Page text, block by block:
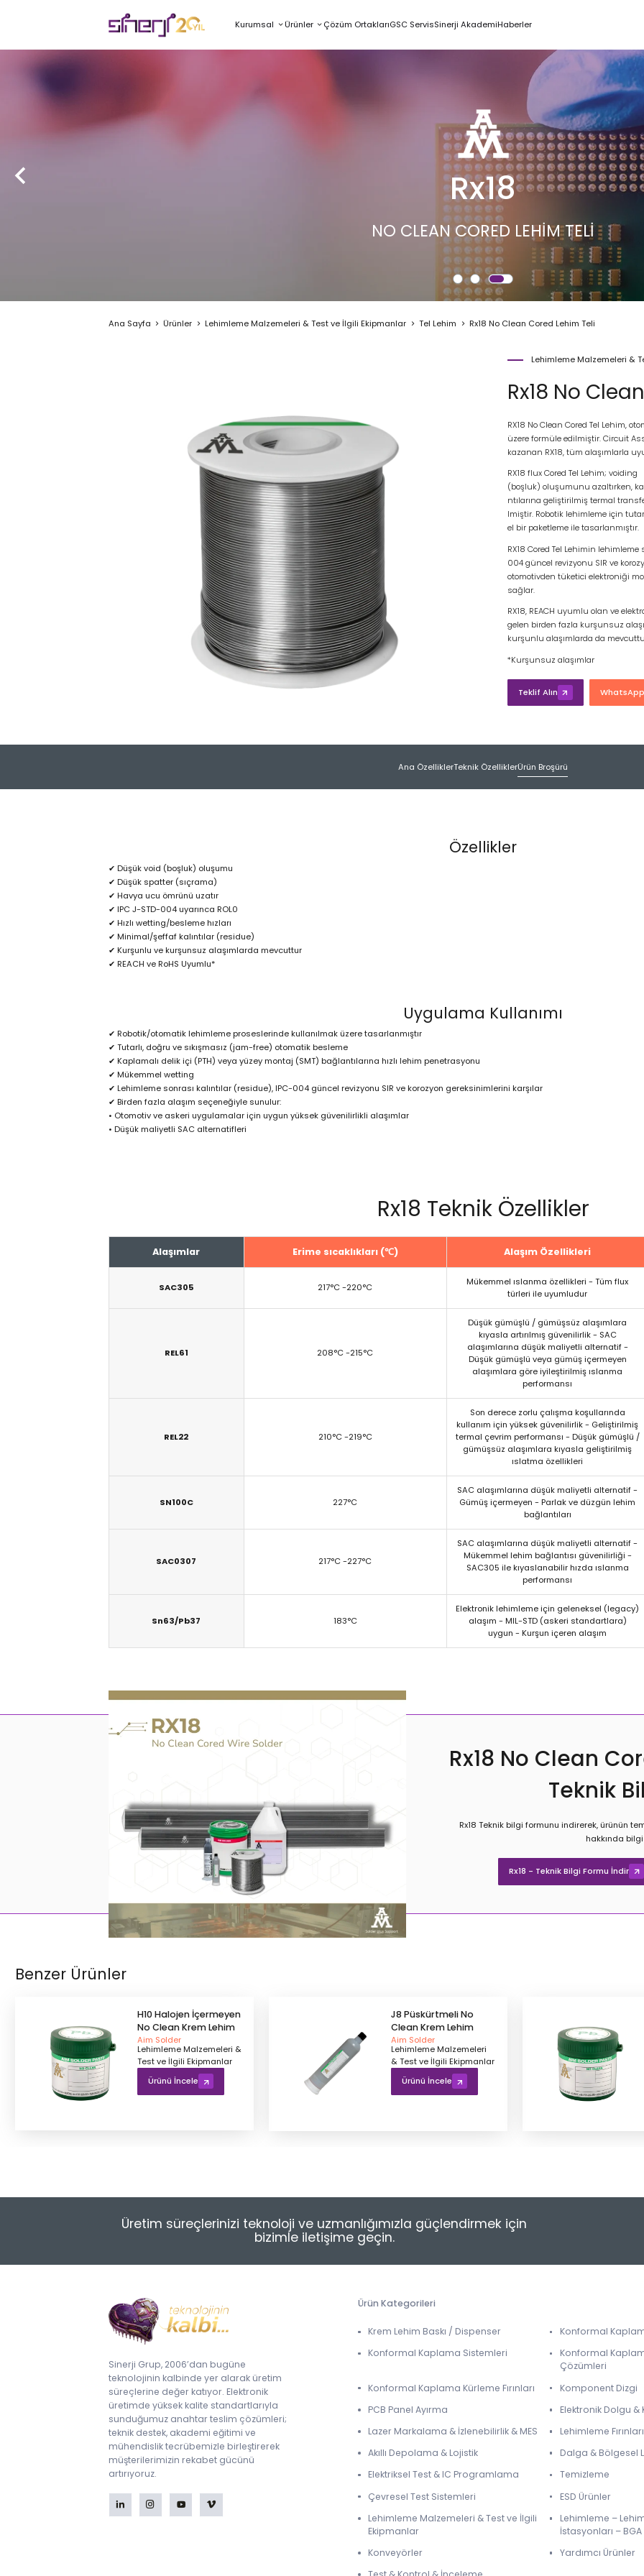
Kurumsal Ürünler Çözüm OrtaklarıGSC ServisSinerji AkademiHaberler
NO CLEAN CORED LEHİM TELİ
Ana Sayfa Ürünler Lehimleme Malzemeleri & Test ve İlgili Ekipmanlar Tel Lehim Rx18 No Clean Cored Lehim Teli
Lehimleme Malzemeleri &
Rx18 No
RX18 No Clean Cored Tel Lehim,
üzere formüle edilmiştir. Circuit
kazanan RX18, tüm alaşımlarla
RX18 flux Cored Tel Lehim; voiding
(boşluk) oluşumunu azaltırken,
ntılarına geliştirilmiş termal
lmiştir. Robotik lehimleme için
el bir paketleme ile tasarlanmıştır.
RX18 Cored Tel Lehimin
004 güncel revizyonu SIR ve
otomotivden tüketici elektroniği
sağlar.
RX18, REACH uyumlu olan ve
gelen birden fazla kurşunsuz
kurşunlu alaşımlarda da
*Kurşunsuz alaşımlar
Teklif Alın
Ana ÖzelliklerTeknik ÖzelliklerÜrün Broşürü
Özellikler
✔ Düşük void (boşluk) oluşumu
✔ Düşük spatter (sıçrama)
✔ Havya ucu ömrünü uzatır
✔ IPC J-STD-004 uyarınca ROL0
✔ Hızlı wetting/besleme hızları
✔ Minimal/şeffaf kalıntılar (residue)
✔ Kurşunlu ve kurşunsuz alaşımlarda mevcuttur
✔ REACH ve RoHS Uyumlu*
Uygulama Kullanımı
✔ Robotik/otomatik lehimleme proseslerinde kullanılmak üzere tasarlanmıştır
✔ Tutarlı, doğru ve sıkışmasız (jam-free) otomatik besleme
✔ Kaplamalı delik içi (PTH) veya yüzey montaj (SMT) bağlantılarına hızlı lehim penetrasyonu
✔ Mükemmel wetting
✔ Lehimleme sonrası kalıntılar (residue), IPC-004 güncel revizyonu SIR ve korozyon gereksinimlerini karşılar
✔ Birden fazla alaşım seçeneğiyle sunulur:
• Otomotiv ve askeri uygulamalar için uygun yüksek güvenilirlikli alaşımlar
• Düşük maliyetli SAC alternatifleri
Rx18 Teknik Özellikler
Alaşımlar Erime sıcaklıkları (℃) Alaşım Özellikleri
SAC305 217°C -220°C
Mükemmel ıslanma özellikleri - Tüm flux
türleri ile uyumludur
REL61 208°C -215°C
Düşük gümüşlü / gümüşsüz alaşımlara
kıyasla artırılmış güvenilirlik - SAC
alaşımlarına düşük maliyetli alternatif -
Düşük gümüşlü veya gümüş içermeyen
alaşımlara göre iyileştirilmiş ıslanma
performansı
REL22 210°C -219°C
Son derece zorlu çalışma koşullarında
kullanım için yüksek güvenilirlik - Geliştirilmiş
termal çevrim performansı - Düşük gümüşlü /
gümüşsüz alaşımlara kıyasla geliştirilmiş
ıslatma özellikleri
SN100C 227°C
SAC alaşımlarına düşük maliyetli alternatif -
Gümüş içermeyen - Parlak ve düzgün lehim
bağlantıları
SAC0307 217°C -227°C
SAC alaşımlarına düşük maliyetli alternatif -
Mükemmel lehim bağlantısı güvenilirliği -
SAC305 ile kıyaslanabilir hızda ıslanma
performansı
Sn63/Pb37 183°C
Elektronik lehimleme için geleneksel (legacy)
alaşım - MIL-STD (askeri standartlara)
uygun - Kurşun içeren alaşım
Rx18 No Clean
Teknik
Rx18 Teknik bilgi formunu indirerek, ürünün
hakkında
Rx18 - Teknik Bilgi Formu İndir
Benzer Ürünler
H10 Halojen İçermeyen
No Clean Krem Lehim
Aim Solder
Lehimleme Malzemeleri &
Test ve İlgili Ekipmanlar
Ürünü İncele
J8 Püskürtmeli No
Clean Krem Lehim
Aim Solder
Lehimleme Malzemeleri
& Test ve İlgili Ekipmanlar
Ürünü İncele
Üretim süreçlerinizi teknoloji ve uzmanlığımızla güçlendirmek için
bizimle iletişime geçin.
Sinerji Grup, 2006’dan bugüne
teknolojinin kalbinde yer alarak üretim
süreçlerine değer katıyor. Elektronik
üretimde yüksek kalite standartlarıyla
sunduğumuz anahtar teslim çözümleri;
teknik destek, akademi eğitimi ve
mühendislik tecrübemizle birleştirerek
müşterilerimizin rekabet gücünü
artırıyoruz.
Ürün Kategorileri
Krem Lehim Baskı / Dispenser
Konformal
Konformal Kaplama Sistemleri
Konformal
Çözümleri
Konformal Kaplama Kürleme Fırınları
Komponent Dizgi
PCB Panel Ayırma
Elektronik Dolgu
Lazer Markalama & İzlenebilirlik & MES
Lehimleme Fırınları
Akıllı Depolama & Lojistik
Dalga & Bölgesel
Elektriksel Test & IC Programlama
Temizleme
Çevresel Test Sistemleri
ESD Ürünler
Lehimleme Malzemeleri & Test ve İlgili
Ekipmanlar
Lehimleme –
İstasyonları –
Konveyörler
Yardımcı Ürünler